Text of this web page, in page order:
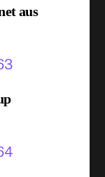
aus